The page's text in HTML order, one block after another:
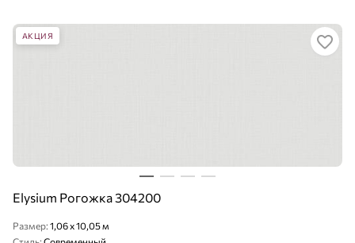
АКЦИЯ
Elysium Рогожка 304200
Размер: 1,06 x 10,05 м